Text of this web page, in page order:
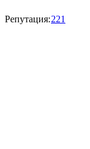
Репутация:221